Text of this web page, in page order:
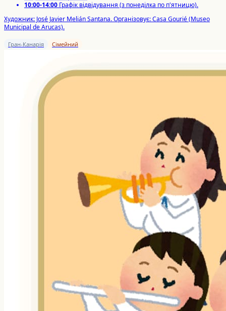
10:00-14:00 Графік відвідування (з понеділка по п'ятницю).
Художник: José Javier Melián Santana. Організовує: Casa Gourié (Museo
Municipal de Arucas).
Гран-Канарія Сімейний